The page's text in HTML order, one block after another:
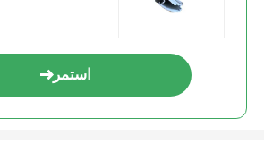
استمر